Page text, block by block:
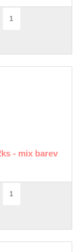
- mix barev